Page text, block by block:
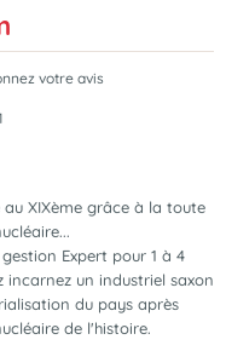
votre avis
XIXème grâce à la toute
Expert pour 1 à 4
incarnez un industriel saxon
du pays après
de l'histoire.